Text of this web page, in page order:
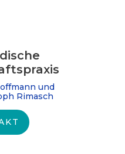
und
Rimasch